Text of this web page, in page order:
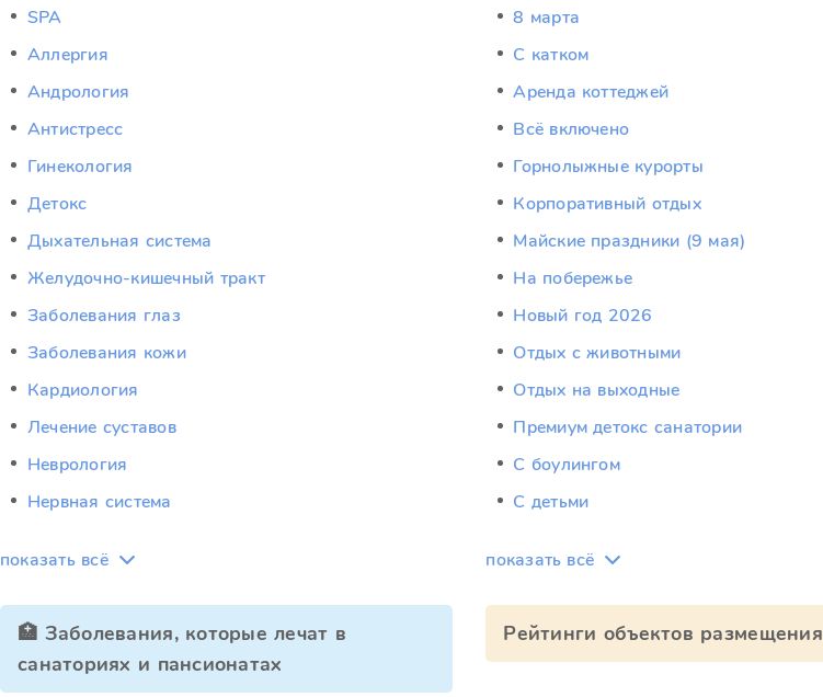
SPA
Аллергия
Андрология
Антистресс
Гинекология
Детокс
Дыхательная система
Желудочно-кишечный тракт
Заболевания глаз
Заболевания кожи
Кардиология
Лечение суставов
Неврология
Нервная система
показать всё
🏥 Заболевания, которые лечат в
санаториях и пансионатах
8 марта
C катком
Аренда коттеджей
Всё включено
Горнолыжные курорты
Корпоративный отдых
Майские праздники (9 мая)
На побережье
Новый год 2026
Отдых c животными
Отдых на выходные
Премиум детокс санатории
С боулингом
С детьми
показать всё
Рейтинги объектов размещения